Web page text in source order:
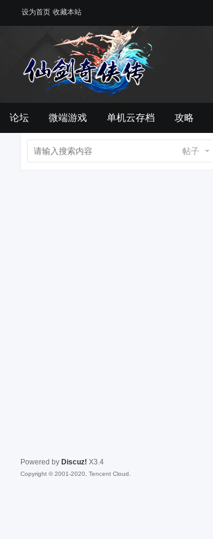
设为首页 收藏本站
论坛 微端游戏 单机云存档 攻略
帖子
Powered by Discuz! X3.4
Copyright © 2001-2020, Tencent Cloud.